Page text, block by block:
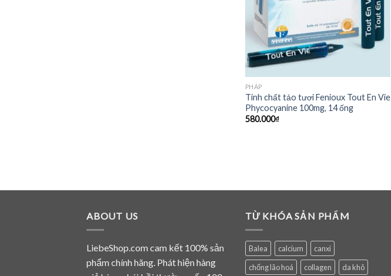
PHÁP
Tinh chất tảo tươi Fenioux Tout En Vie
Phycocyanine 100mg, 14 ống
580.000₫
ABOUT US
LiebeShop.com cam kết 100% sản
phẩm chính hãng. Phát hiện hàng
TỪ KHÓA SẢN PHẨM
Balea calcium
canxi
chống lão hoá
collagen da khô